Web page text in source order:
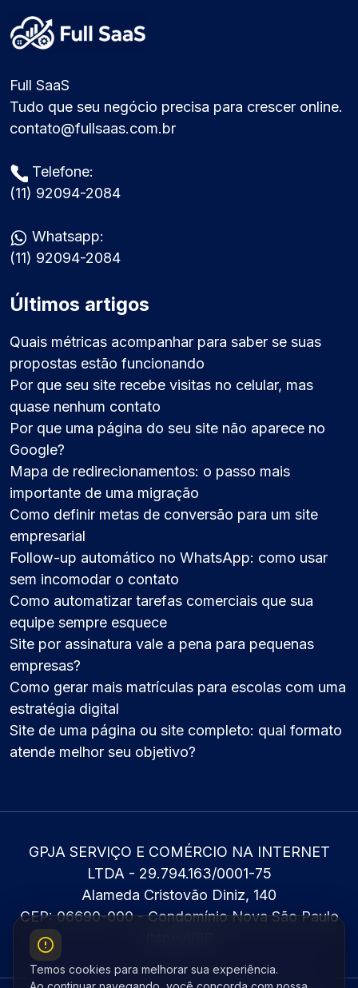
Full SaaS
Tudo que seu negócio precisa para crescer online.
contato@fullsaas.com.br
Telefone:
(11) 92094-2084
Whatsapp:
(11) 92094-2084
Últimos artigos
Quais métricas acompanhar para saber se suas
propostas estão funcionando
Por que seu site recebe visitas no celular, mas
quase nenhum contato
Por que uma página do seu site não aparece no
Google?
Mapa de redirecionamentos: o passo mais
importante de uma migração
Como definir metas de conversão para um site
empresarial
Follow-up automático no WhatsApp: como usar
sem incomodar o contato
Como automatizar tarefas comerciais que sua
equipe sempre esquece
Site por assinatura vale a pena para pequenas
empresas?
Como gerar mais matrículas para escolas com uma
estratégia digital
Site de uma página ou site completo: qual formato
atende melhor seu objetivo?
GPJA SERVIÇO E COMÉRCIO NA INTERNET
LTDA - 29.794.163/0001-75
Alameda Cristovão Diniz, 140
CEP: 06690-000 - Condomínio Nova São Paulo
Temos cookies para melhorar sua experiência.